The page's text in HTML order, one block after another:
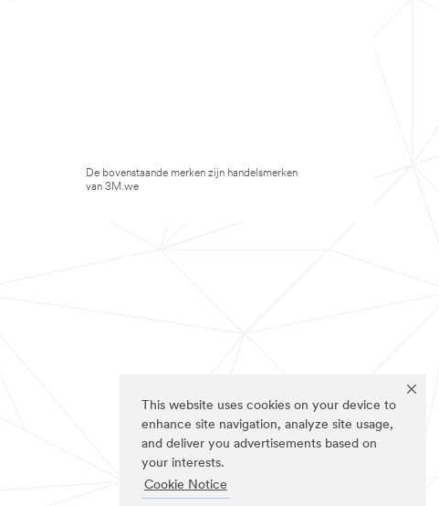
This website uses cookies on your device to
enhance site navigation, analyze site usage,
and deliver you advertisements based on
your interests.
Cookie Notice
De bovenstaande merken zijn handelsmerken
van 3M.we